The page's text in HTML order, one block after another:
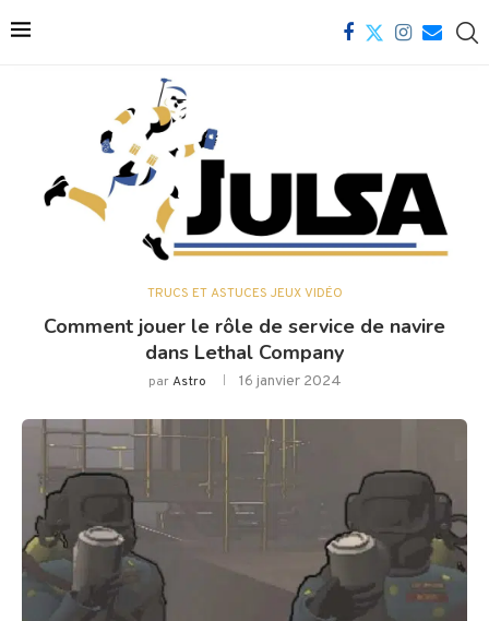
TRUCS ET ASTUCES JEUX VIDÉO
Comment jouer le rôle de service de navire
dans Lethal Company
parAstro 16 janvier 2024